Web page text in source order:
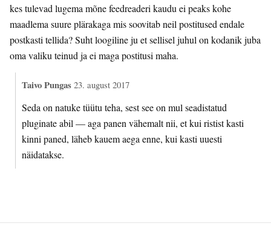
kes tulevad lugema mõne feedreaderi kaudu ei peaks kohe
maadlema suure plärakaga mis soovitab neil postitused endale
postkasti tellida? Suht loogiline ju et sellisel juhul on kodanik juba
oma valiku teinud ja ei maga postitusi maha.
Taivo Pungas 23. august 2017
Seda on natuke tüütu teha, sest see on mul seadistatud
pluginate abil — aga panen vähemalt nii, et kui ristist kasti
kinni paned, läheb kauem aega enne, kui kasti uuesti
näidatakse.